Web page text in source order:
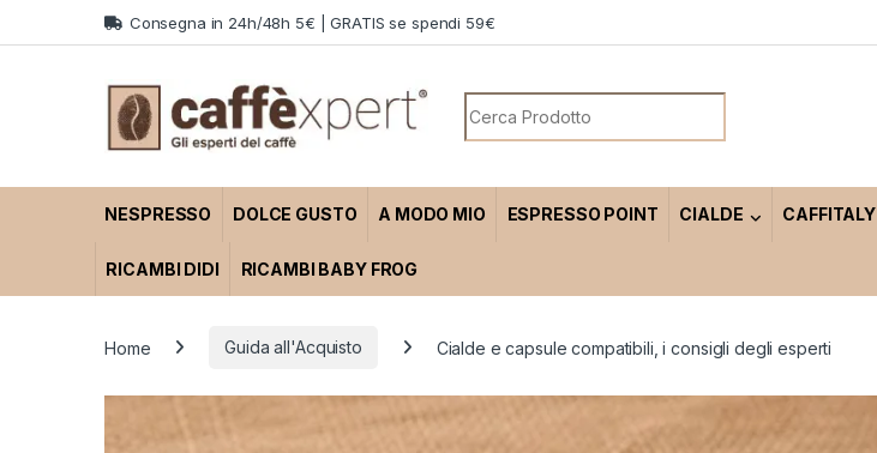
Skip to navigation
Skip to content Consegna in 24h/48h 5€ | GRATIS se spendi 59€
Search for:
NESPRESSO DOLCE GUSTO A MODO MIO ESPRESSO POINT CIALDE CAFFITALY
RICAMBI DIDI RICAMBI BABY FROG
Home Guida all'Acquisto Cialde e capsule compatibili, i consigli degli esperti